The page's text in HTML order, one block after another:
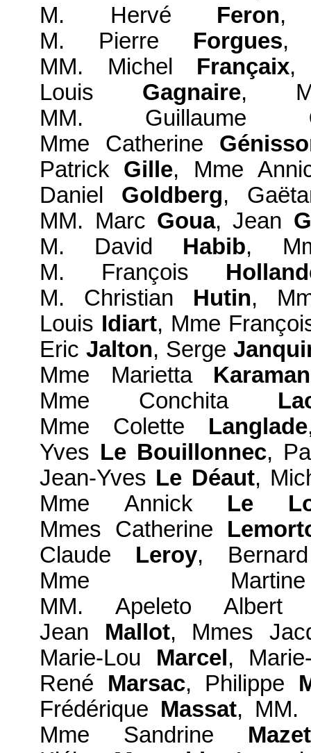
M. Hervé Feron,
M. Pierre Forgues,
MM. Michel Françaix,
Louis Gagnaire,
MM. Guillaume
Mme Catherine
Patrick Gille, Mme
Daniel Goldberg,
MM. Marc Goua, Jean
M. David Habib,
M. François
M. Christian Hutin,
Louis Idiart, Mme
EricJalton, Serge
Mme Marietta
Mme Conchita
Mme Colette Langlade
Yves Le Bouillonnec,
Jean-Yves Le Déaut,
Mme Annick Le
Mmes Catherine
Claude Leroy,
Mme
MM. Apeleto
Jean Mallot, Mmes
Marie-Lou Marcel ,
René Marsac, Philippe
Frédérique Massat, MM.
Mme Sandrine